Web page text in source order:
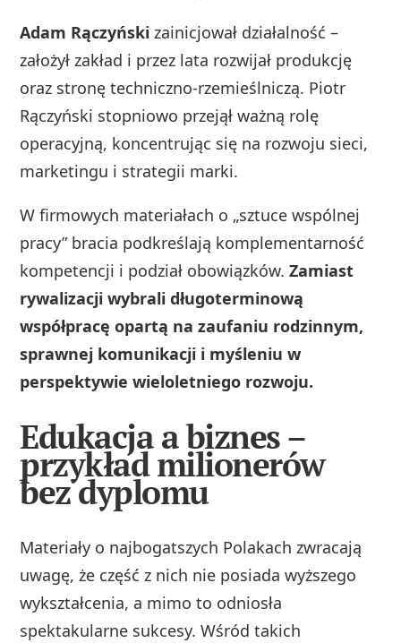
Adam Rączyński zainicjował działalność –
założył zakład i przez lata rozwijał produkcję
oraz stronę techniczno-rzemieślniczą. Piotr
Rączyński stopniowo przejął ważną rolę
operacyjną, koncentrując się na rozwoju sieci,
marketingu i strategii marki.
W firmowych materiałach o „sztuce wspólnej
pracy” bracia podkreślają komplementarność
kompetencji i podział obowiązków.Zamiast
rywalizacji wybrali długoterminową
współpracę opartą na zaufaniu rodzinnym,
sprawnej komunikacji i myśleniu w
perspektywie wieloletniego rozwoju.
Edukacja a biznes –
przykład milionerów
bez dyplomu
Materiały o najbogatszych Polakach zwracają
uwagę, że część z nich nie posiada wyższego
wykształcenia, a mimo to odniosła
spektakularne sukcesy. Wśród takich